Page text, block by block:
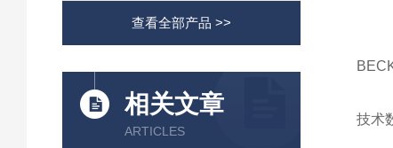
查看全部产品 >>
相关文章
ARTICLES
技术